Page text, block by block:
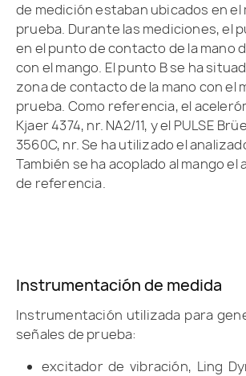
de medición estaban ubicados en el
prueba. Durante las mediciones, el
en el punto de contacto de la mano
con el mango. El punto B se ha
zona de contacto de la mano con el
prueba. Como referencia, el
Kjaer 4374, nr. NA2/11, y el PULSE
3560C, nr. Se ha utilizado el
También se ha acoplado al mango
de referencia.
Instrumentación de medida
Instrumentación utilizada para
señales de prueba:
excitador de vibración, Ling